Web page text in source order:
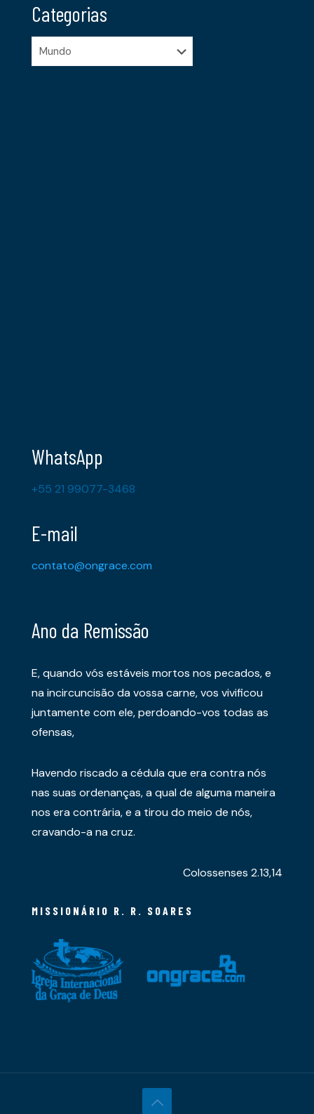
Categorias
Categorias
WhatsApp
+55 21 99077-3468
E-mail
contato@ongrace.com
Ano da Remissão
E, quando vós estáveis mortos nos pecados, e
na incircuncisão da vossa carne, vos vivificou
juntamente com ele, perdoando-vos todas as
ofensas,
Havendo riscado a cédula que era contra nós
nas suas ordenanças, a qual de alguma maneira
nos era contrária, e a tirou do meio de nós,
cravando-a na cruz.
Colossenses 2.13,14
MISSIONÁRIO R. R. SOARES